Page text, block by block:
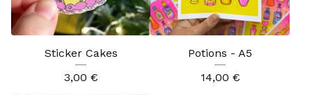
Sticker Cakes
3,00 €
Potions - A5
14,00 €